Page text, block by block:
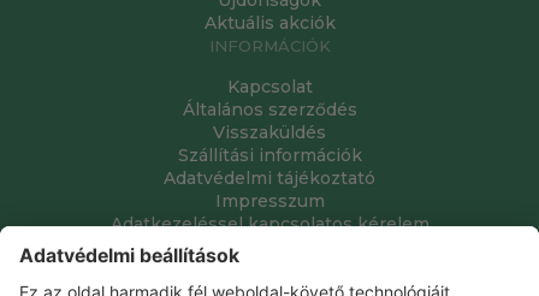
Aktuális akciók
INFORMÁCIÓK
Kapcsolat
Általános szerződés
Visszaküldés
Szállítási információk
Adatvédelmi tájékoztató
Impresszum
Adatkezeléssel kapcsolatos kérelem